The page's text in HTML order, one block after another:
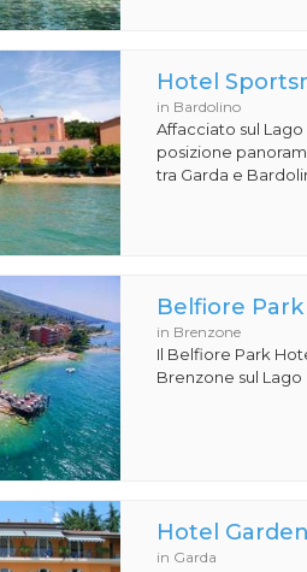
Hotel
in Bardolino
Affacciato sul
posizione
tra Garda e
Belfiore
in Brenzone
Il Belfiore Park
Brenzone sul Lago
Hotel Garden
in Garda